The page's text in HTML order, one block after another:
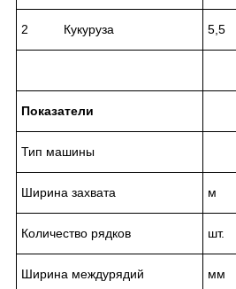
2 Кукуруза 5,5
Показатели
Тип машины
Ширина захвата м
Количество рядков шт.
Ширина междурядий мм